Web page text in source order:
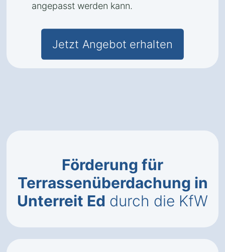
angepasst werden kann.
Jetzt Angebot erhalten
Förderung für
Terrassenüberdachung in
Unterreit Ed durch die KfW